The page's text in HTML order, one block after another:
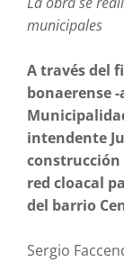
municipales
A través del
bonaerense
intendente
red cloacal
del barrio
Sergio